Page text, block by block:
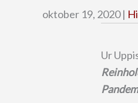
oktober 19, 2020 |
Ur